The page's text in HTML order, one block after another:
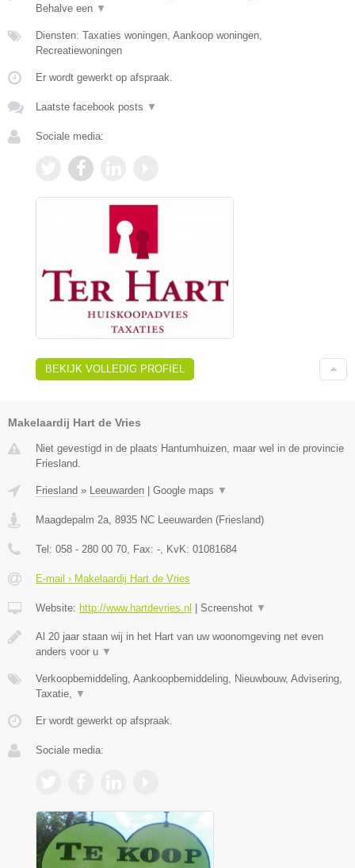
Behalve een ▼
Diensten: Taxaties woningen, Aankoop woningen,
Recreatiewoningen
Er wordt gewerkt op afspraak.
Laatste facebook posts ▼
Sociale media:
BEKIJK VOLLEDIG PROFIEL
Makelaardij Hart de Vries
Niet gevestigd in de plaats Hantumhuizen, maar wel in de provincie
Friesland.
Friesland » Leeuwarden | Google maps ▼
Maagdepalm 2a 8935 NC Leeuwarden (Friesland)
Tel: 058 - 280 00 70 , Fax: - , KvK: 01081684
E-mail › Makelaardij Hart de Vries
Website: http://www.hartdevries.nl | Screenshot ▼
Al 20 jaar staan wij in het Hart van uw woonomgeving net even
anders voor u ▼
Verkoopbemiddeling, Aankoopbemiddeling, Nieuwbouw, Advisering,
Taxatie,
▼
Er wordt gewerkt op afspraak.
Sociale media: